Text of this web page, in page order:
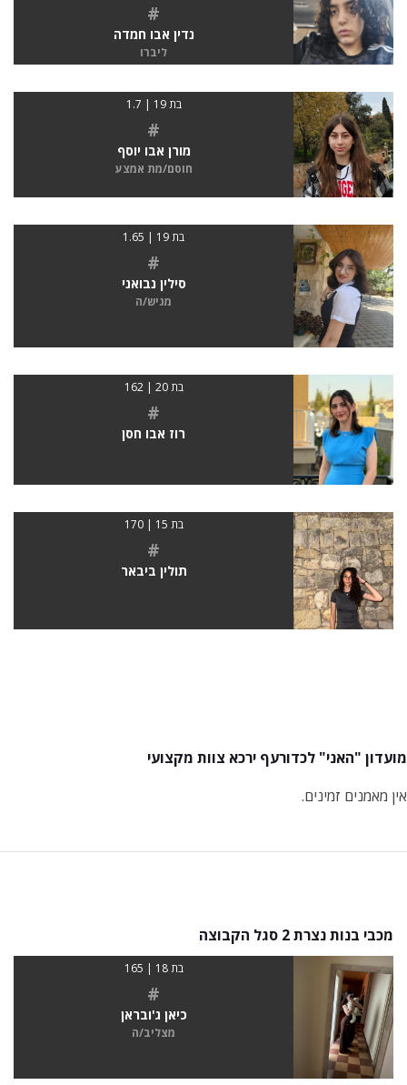
#
נדין אבו חמדה
ליברו
בת 19 | 1.7
#
מורן אבו יוסף
חוסם/מת אמצע
בת 19 | 1.65
#
סילין נבואני
מגיש/ה
בת 20 | 162
#
רוז אבו חסן
בת 15 | 170
#
תולין ביבאר
מועדון "האני" לכדורעף ירכא צוות מקצועי
אין מאמנים זמינים.
מכבי בנות נצרת 2 סגל הקבוצה
בת 18 | 165
#
כיאן ג'ובראן
מצליב/ה